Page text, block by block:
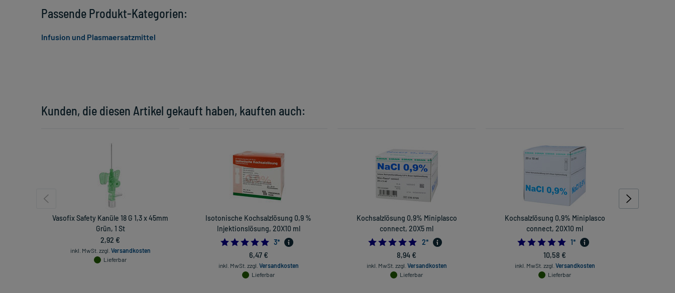
Kunden, die diesen Artikel gekauft haben, kauften auch:
Vasofix Safety Kanüle 18 G 1,3 x 45mm
Grün, 1 St
2,92 €
inkl. MwSt. zzgl. Versandkosten
Lieferbar
Isotonische Kochsalzlösung 0,9 %
Injektionslösung, 20X10 ml
5.0
3*
6,47 €
inkl. MwSt. zzgl. Versandkosten
Lieferbar
Kochsalzlösung 0,9% Miniplasco
connect, 20X5 ml
5.0
2*
8,94 €
inkl. MwSt. zzgl. Versandkosten
Lieferbar
Kochsalzlösung 0,9% Miniplasco
connect, 20X10 ml
5.0
1*
10,58 €
inkl. MwSt. zzgl. Versandkosten
Lieferbar
Passende Produkt-Kategorien:
Infusion und Plasmaersatzmittel